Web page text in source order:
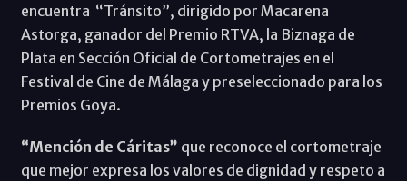
encuentra “Tránsito”, dirigido por Macarena
Astorga, ganador del Premio RTVA, la Biznaga de
Plata en Sección Oficial de Cortometrajes en el
Festival de Cine de Málaga y preseleccionado para los
Premios Goya.
“Mención de Cáritas” que reconoce el cortometraje
que mejor expresa los valores de dignidad y respeto a